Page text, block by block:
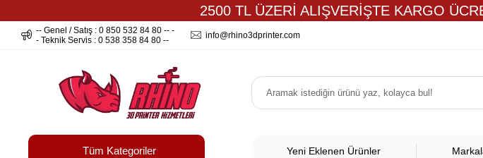
2500 TL ÜZERİ ALIŞVERİŞTE KARGO
-- Genel / Satış : 0 850 532 84 80 -- -
- Teknik Servis : 0 538 358 84 80 --
info@rhino3dprinter.com
Tüm Kategoriler Yeni Eklenen Ürünler